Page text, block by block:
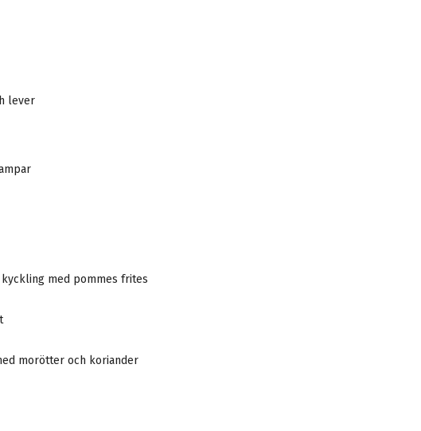
lever
med pommes frites
morötter och koriander